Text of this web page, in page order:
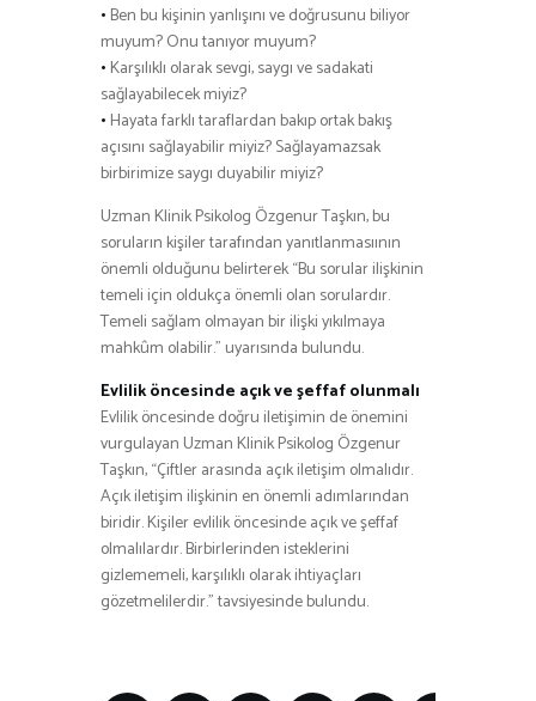
• Ben bu kişinin yanlışını ve doğrusunu biliyor
muyum? Onu tanıyor muyum?
• Karşılıklı olarak sevgi, saygı ve sadakati
sağlayabilecek miyiz?
• Hayata farklı taraflardan bakıp ortak bakış
açısını sağlayabilir miyiz? Sağlayamazsak
birbirimize saygı duyabilir miyiz?
Uzman Klinik Psikolog Özgenur Taşkın, bu
soruların kişiler tarafından yanıtlanmasıının
önemli olduğunu belirterek “Bu sorular ilişkinin
temeli için oldukça önemli olan sorulardır.
Temeli sağlam olmayan bir ilişki yıkılmaya
mahkûm olabilir.” uyarısında bulundu.
Evlilik öncesinde açık ve şeffaf olunmalı
Evlilik öncesinde doğru iletişimin de önemini
vurgulayan Uzman Klinik Psikolog Özgenur
Taşkın, “Çiftler arasında açık iletişim olmalıdır.
Açık iletişim ilişkinin en önemli adımlarından
biridir. Kişiler evlilik öncesinde açık ve şeffaf
olmalılardır. Birbirlerinden isteklerini
gizlememeli, karşılıklı olarak ihtiyaçları
gözetmelilerdir.” tavsiyesinde bulundu.